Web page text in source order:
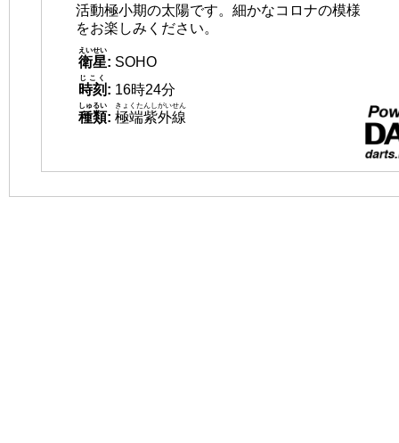
活動極小期の太陽です。細かなコロナの模様
をお楽しみください。
衛星
えいせい
: SOHO
時刻
じこく
: 16時24分
種類
しゅるい
: 極端紫外線
きょくたんしがいせん